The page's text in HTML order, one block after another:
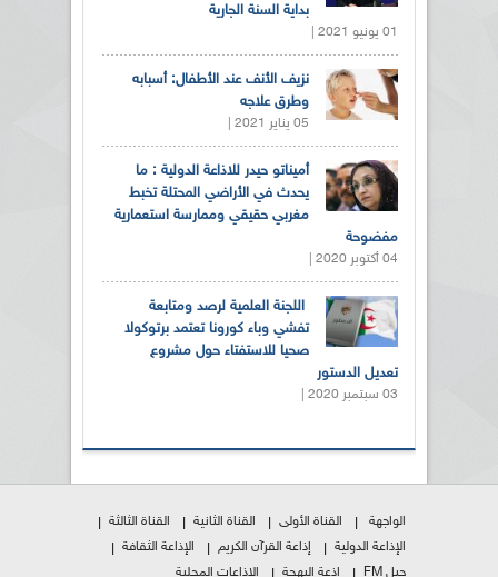
بداية السنة الجارية
01 يونيو 2021 |
نزيف الأنف عند الأطفال: أسبابه
وطرق علاجه
05 يناير 2021 |
أميناتو حيدر للاذاعة الدولية : ما
يحدث في الأراضي المحتلة تخبط
مغربي حقيقي وممارسة استعمارية
مفضوحة
04 أكتوبر 2020 |
اللجنة العلمية لرصد ومتابعة
تفشي وباء كورونا تعتمد برتوكولا
صحيا للاستفتاء حول مشروع
تعديل الدستور
03 سبتمبر 2020 |
الواجهة القناة الأولى القناة الثانية
القناة الثالثة
الإذاعة الدولية
إذاعة القرآن الكريم
الإذاعة الثقافة
جيل FM
إذعة البهجة الإذاعات المحلية